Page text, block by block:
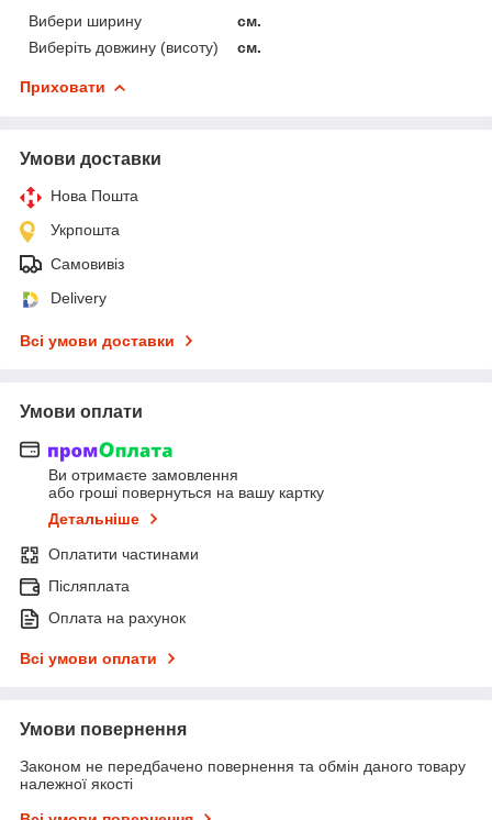
Вибери ширину
см.
Виберіть довжину (висоту)
см.
Приховати
Умови доставки
Нова Пошта
Укрпошта
Самовивіз
Delivery
Всі умови доставки
Умови оплати
Ви отримаєте замовлення
або гроші повернуться на вашу картку
Детальніше
Оплатити частинами
Післяплата
Оплата на рахунок
Всі умови оплати
Умови повернення
Законом не передбачено повернення та обмін даного товару
належної якості